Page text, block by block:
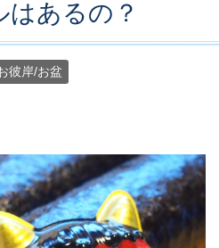
はあるの？
彼岸/お盆